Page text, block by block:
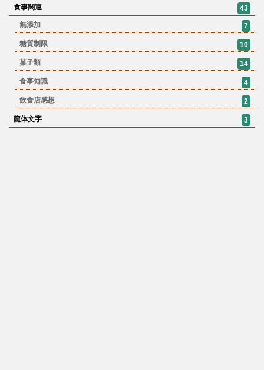
食事関連
43
無添加
7
糖質制限 10
菓子類 14
食事知識 4
飲食店感想 2
龍体文字 3